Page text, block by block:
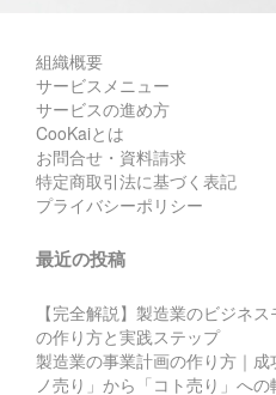
組織概要
サービスメニュー
サービスの進め方
CooKaiとは
お問合せ・資料請求
特定商取引法に基づく表記
プライバシーポリシー
最近の投稿
【完全解説】製造業のビジネ
の作り方と実践ステップ
製造業の事業計画の作り方｜
ノ売り」から「コト売り」へ